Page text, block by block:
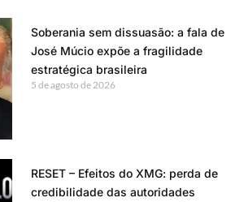
Soberania sem dissuasão: a fala de
José Múcio expõe a fragilidade
estratégica brasileira
5 de agosto de 2026
RESET – Efeitos do XMG: perda de
credibilidade das autoridades